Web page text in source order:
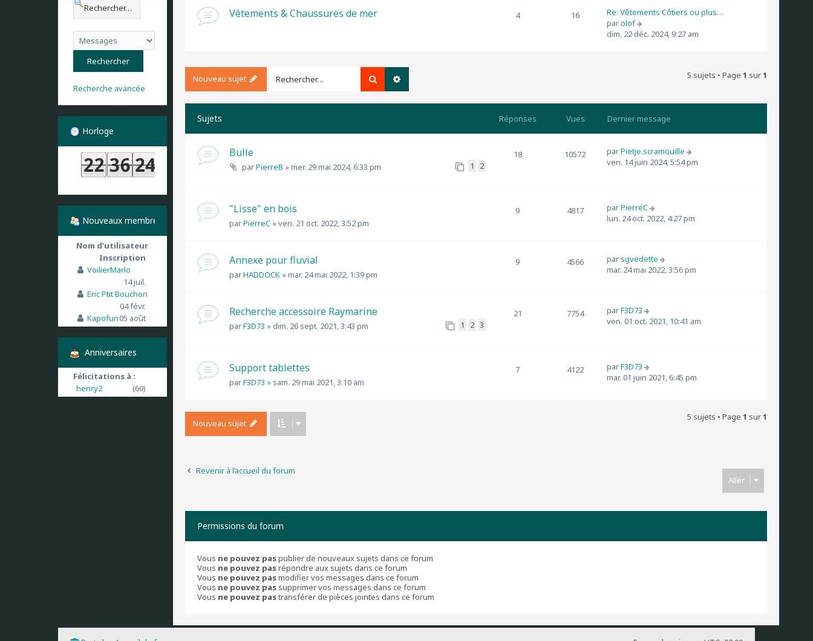
e
e
m
s
a
g
e
u
t
r
r
m
g
Vêtements & Chaussures de mer 4 16
Re: Vêtements Côtiers ou plus…
parolof
o
l
e
e
r
r
m
a
g
dim. 22 déc. 2024, 9:27 am
Nouveau sujet Rechercher 5 sujets • Page 1 sur1
Sujets Réponses Vues Dernier message
Bulle
parPierreB »mer. 29 mai 2024, 6:33 pm 1 2
18 10572 parPietje.scramouille
ven. 14 juin 2024, 5:54 pm
"Lisse" en bois
parPierreC »ven. 21 oct. 2022, 3:52 pm
9 4817 parPierreC
lun. 24 oct. 2022, 4:27 pm
Annexe pour fluvial
parHADDOCK »mar. 24 mai 2022, 1:39 pm
9 4566 parsgvedette
mar. 24 mai 2022, 3:56 pm
Recherche accessoire Raymarine
parF3D73 »dim. 26 sept. 2021, 3:43 pm 1 2 3
21 7754 parF3D73
ven. 01 oct. 2021, 10:41 am
Support tablettes
parF3D73 » sam. 29 mai 2021, 3:10 am
7 4122 parF3D73
mar. 01 juin 2021, 6:45 pm
Nouveau sujet
5 sujets • Page 1 sur1
Revenir à l’accueil du forum
Aller
Permissions du forum
Vous ne pouvez paspublier de nouveaux sujets dans ce forum
Vous ne pouvez pasrépondre aux sujets dans ce forum
Vous ne pouvez pasmodifier vos messages dans ce forum
Vous ne pouvez pas supprimer vos messages dans ce forum
Vous ne pouvez pastransférer de pièces jointes dans ce forum
Recherche avancée
Horloge
Nouveaux membres
Nom d’utilisateur
Inscription
VoilierMarlo
14 juil.
Eric Ptit Bouchon
04 févr.
Kapofun05 août
Anniversaires
Félicitations à :
henry2
(60)